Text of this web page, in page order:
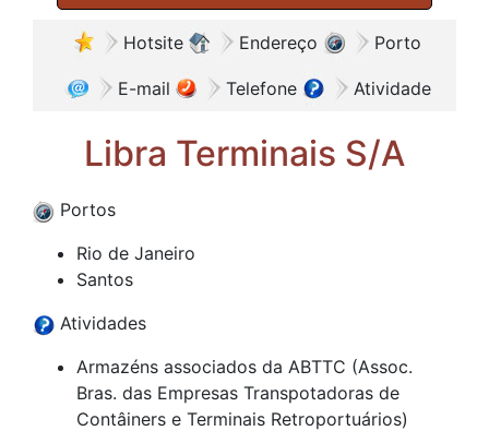
Hotsite Endereço Porto
E-mail Telefone Atividade
Libra Terminais S/A
Portos
Rio de Janeiro
Santos
Atividades
Armazéns associados da ABTTC (Assoc.
Bras. das Empresas Transpotadoras de
Contâiners e Terminais Retroportuários)